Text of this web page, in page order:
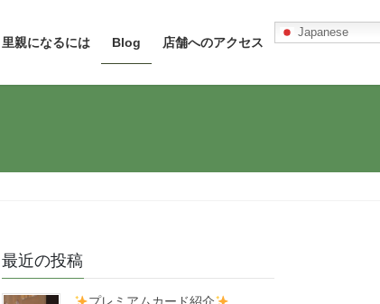
里親になるには Blog 店舗へのアクセス
Japanese
最近の投稿